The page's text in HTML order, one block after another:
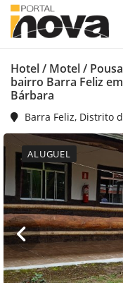
Hotel / Motel /
bairro Barra Feliz
Bárbara
Barra Feliz, Distrito
ALUGUEL